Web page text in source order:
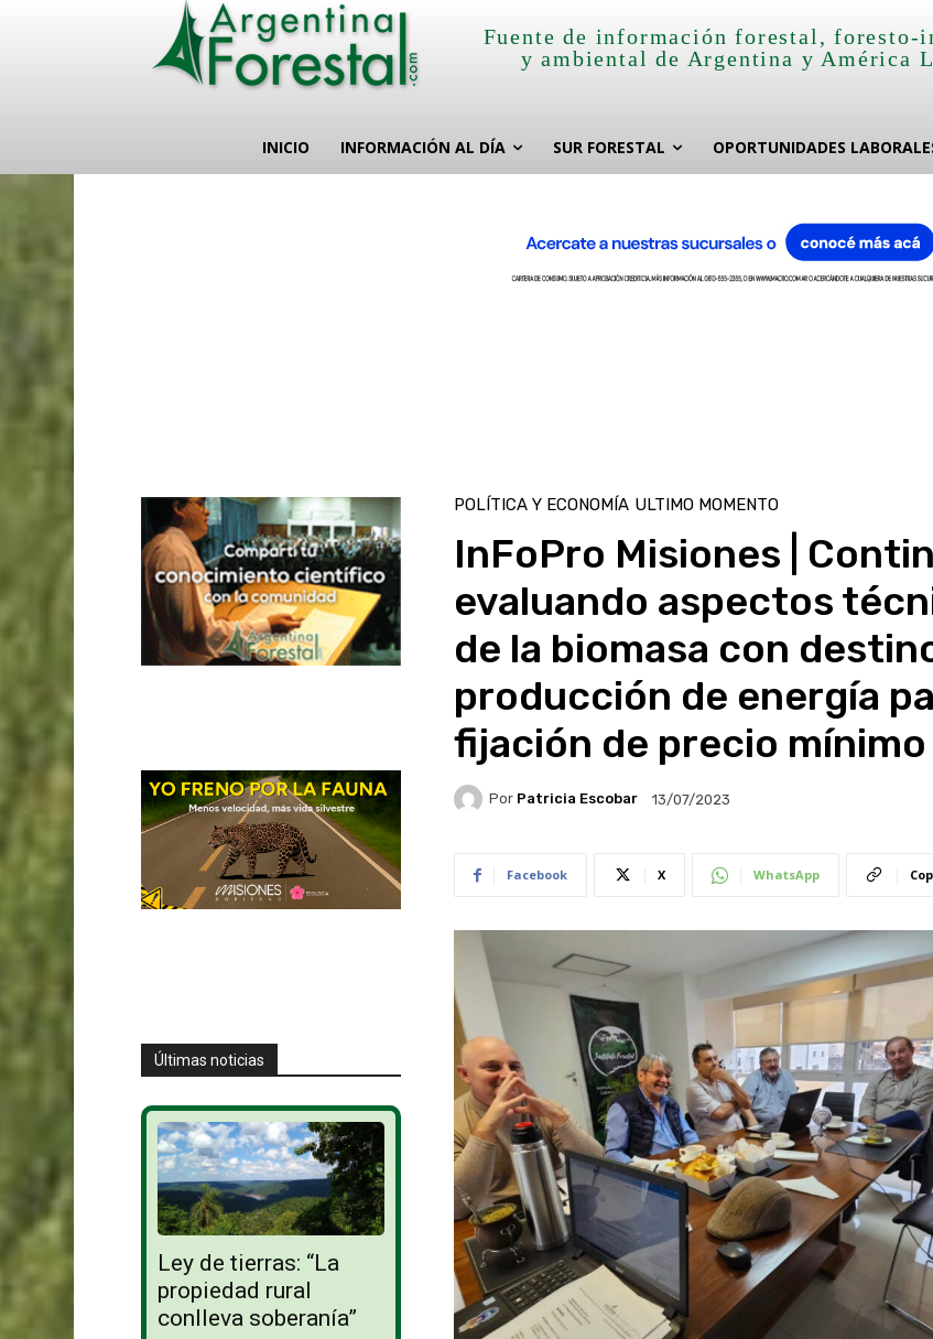
Fuente de información forestal, foresto-
y ambiental de Argentina y América
INICIO INFORMACIÓN AL DÍA SUR FORESTAL OPORTUNIDADES
Últimas noticias
Ley de tierras: “La
propiedad rural
conlleva soberanía”
POLÍTICA Y ECONOMÍA ULTIMO MOMENTO
InFoPro Misiones |
evaluando aspectos
de la biomasa con
producción de energía
fijación de precio mínimo
Por Patricia Escobar 13/07/2023
Facebook X WhatsApp